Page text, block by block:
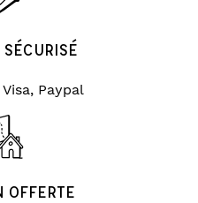
Paypal
OFFERTE